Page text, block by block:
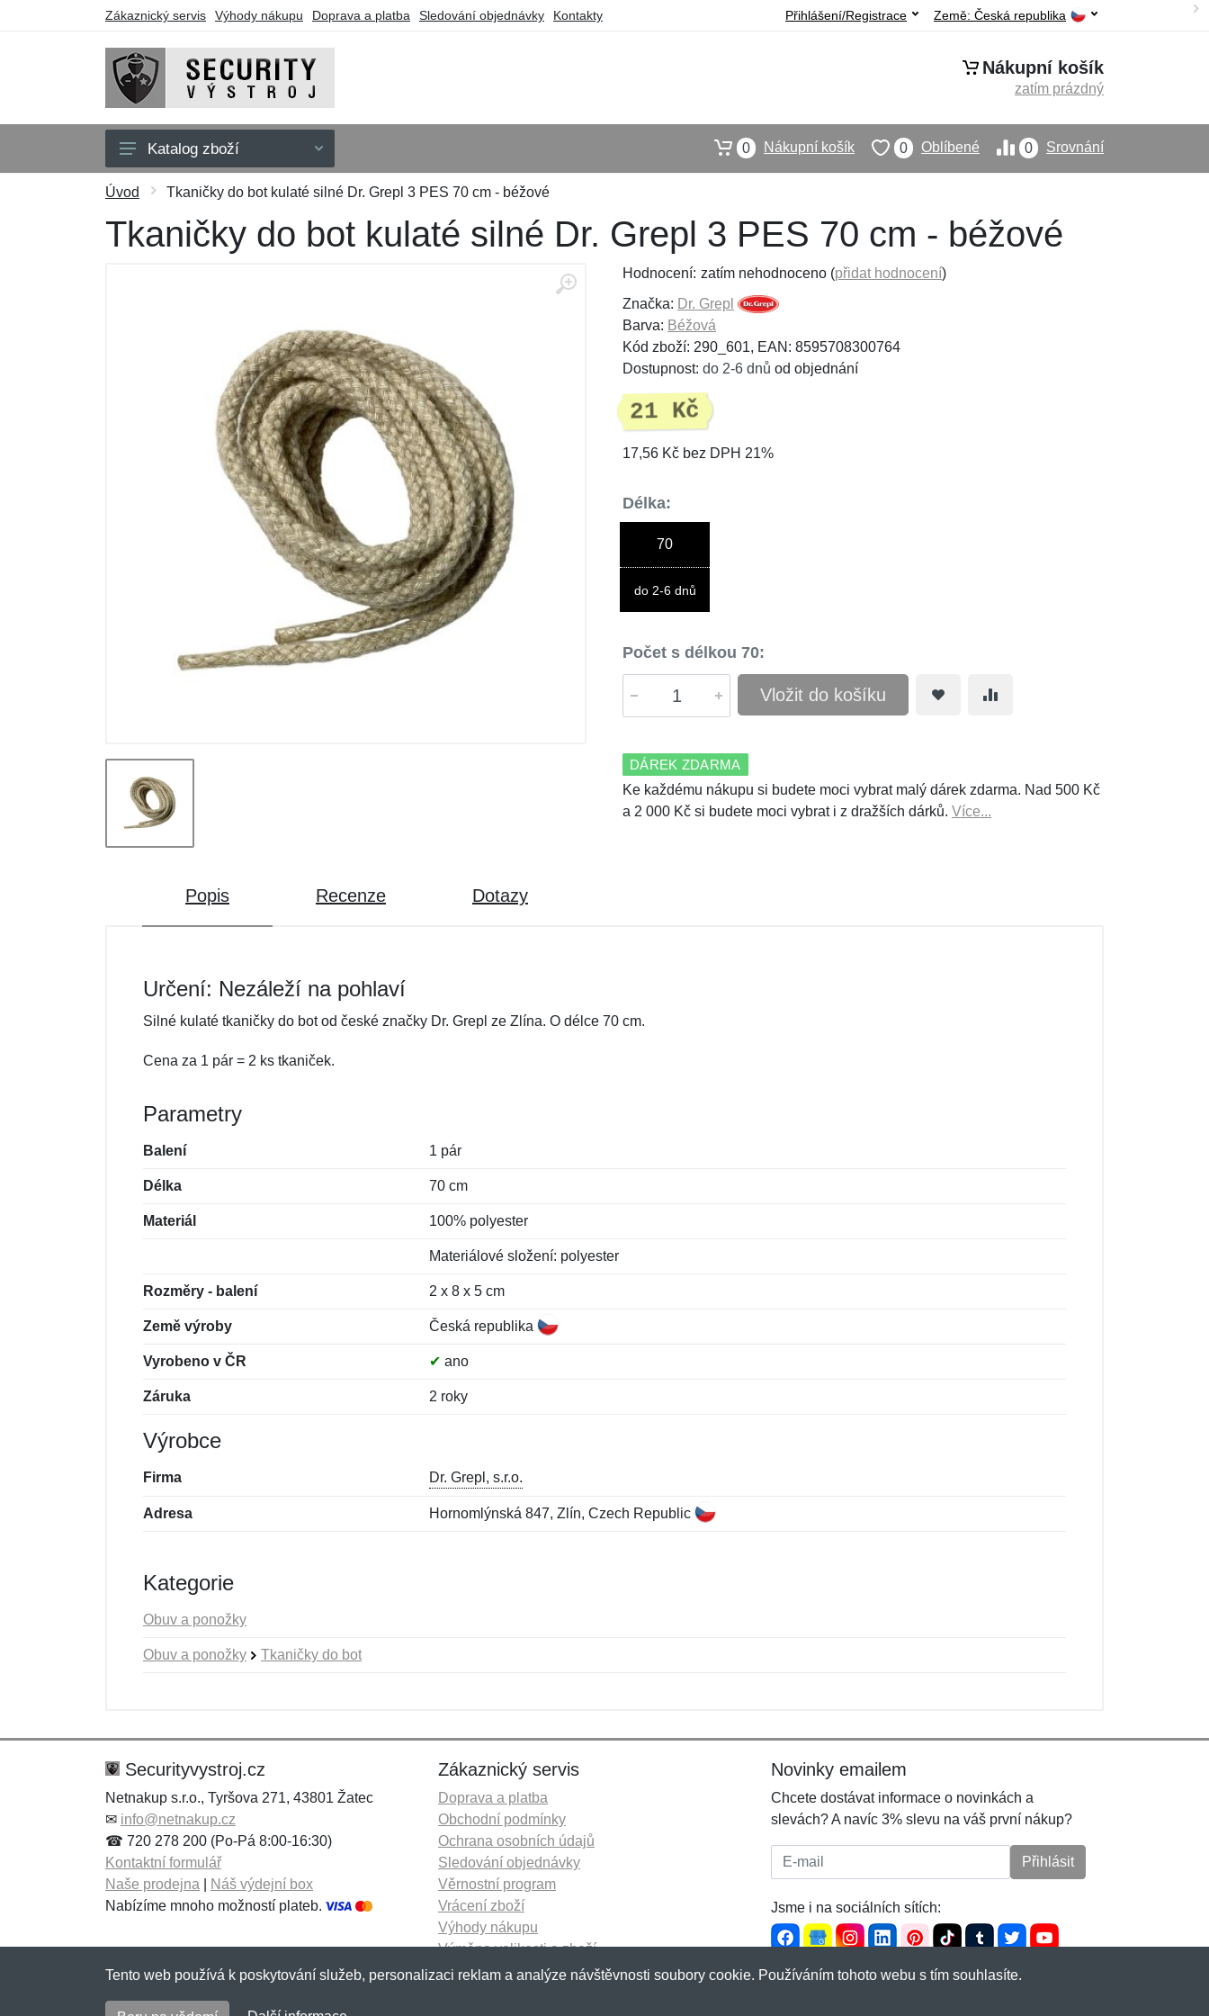
Zákaznický servis Výhody nákupu Doprava a platba Sledování objednávky Kontakty Země: Česká republika
Přihlášení/Registrace
Nákupní košík
zatím prázdný
Oblečení
Doplňky
Obuv a ponožky
Katalog zboží 0 Srovnání
0 Oblíbené
0 Nákupní košík
Úvod Tkaničky do bot kulaté silné Dr. Grepl 3 PES 70 cm - béžové
Tkaničky do bot kulaté silné Dr. Grepl 3 PES 70 cm - béžové
Hodnocení: zatím nehodnoceno (přidat hodnocení)
Značka: Dr. Grepl
Barva: Béžová
Kód zboží: 290_601, EAN: 8595708300764
Dostupnost: do 2-6 dnů od objednání
21 Kč
17,56 Kč bez DPH 21%
Délka:
70
do 2-6 dnů
Počet s délkou 70:
Vložit do košíku
DÁREK ZDARMA
Ke každému nákupu si budete moci vybrat malý dárek zdarma. Nad 500 Kč
a 2 000 Kč si budete moci vybrat i z dražších dárků. Více...
Popis Recenze Dotazy
Určení: Nezáleží na pohlaví
Silné kulaté tkaničky do bot od české značky Dr. Grepl ze Zlína. O délce 70 cm.
Cena za 1 pár = 2 ks tkaniček.
Parametry
Balení 1 pár
Délka 70 cm
Materiál 100% polyester
Materiálové složení: polyester
Rozměry - balení 2 x 8 x 5 cm
Země výroby Česká republika
Vyrobeno v ČR ✔ ano
Záruka 2 roky
Výrobce
Firma Dr. Grepl, s.r.o.
Adresa Hornomlýnská 847, Zlín, Czech Republic
Kategorie
Obuv a ponožky
Obuv a ponožky Tkaničky do bot
Zpráva*
Přidat
Zpráva*
Přidat
Securityvystroj.cz
Netnakup s.r.o., Tyršova 271, 43801 Žatec
✉ info@netnakup.cz
☎ 720 278 200 (Po-Pá 8:00-16:30)
Kontaktní formulář
Naše prodejna
Náš výdejní box
Nabízíme mnoho možností plateb.
Zákaznický servis
Doprava a platba
Obchodní podmínky
Ochrana osobních údajů
Sledování objednávky
Věrnostní program
Vrácení zboží
Výhody nákupu
Výměna velikosti a zboží
Více informací...
Novinky emailem
Chcete dostávat informace o novinkách a
slevách? A navíc 3% slevu na váš první nákup?
E-mail: Přihlásit
Jsme i na sociálních sítích:
Tento web používá k poskytování služeb, personalizaci reklam a analýze návštěvnosti soubory cookie. Používáním tohoto webu s tím souhlasíte.